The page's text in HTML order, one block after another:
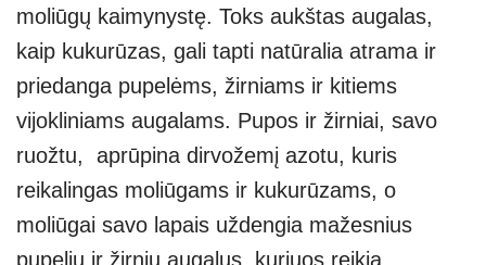
moliūgų kaimynystę. Toks aukštas augalas,
kaip kukurūzas, gali tapti natūralia atrama ir
priedanga pupelėms, žirniams ir kitiems
vijokliniams augalams. Pupos ir žirniai, savo
ruožtu, aprūpina dirvožemį azotu, kuris
reikalingas moliūgams ir kukurūzams, o
moliūgai savo lapais uždengia mažesnius
pupelių ir žirnių augalus, kuriuos reikia